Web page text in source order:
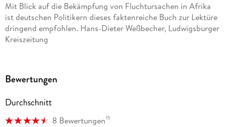
Mit Blick auf die Bekämpfung von Fluchtursachen in Afrika
ist deutschen Politikern dieses faktenreiche Buch zur Lektüre
dringend empfohlen. Hans-Dieter Weßbecher, Ludwigsburger
Kreiszeitung
2009 erschien, aber umfassend aktualisiert und erweitert
mit Entwicklungshilfe zu tun hat. Wolfgang Kaufmann,
Preußische Allgemeine Zeitung
Bewertungen
Durchschnitt
8 Bewertungen15